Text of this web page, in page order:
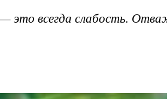
это всегда слабость.